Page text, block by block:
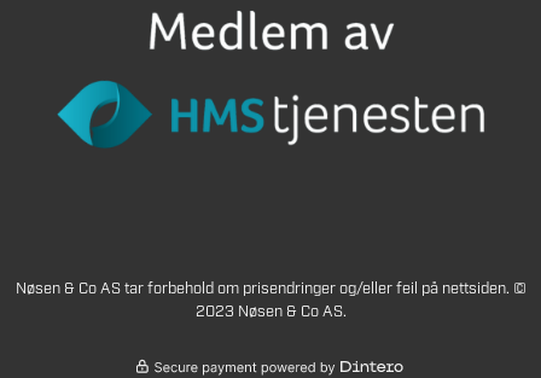
Nøsen & Co AS tar forbehold om prisendringer og/eller feil på nettsiden. ©
2023 Nøsen & Co AS.